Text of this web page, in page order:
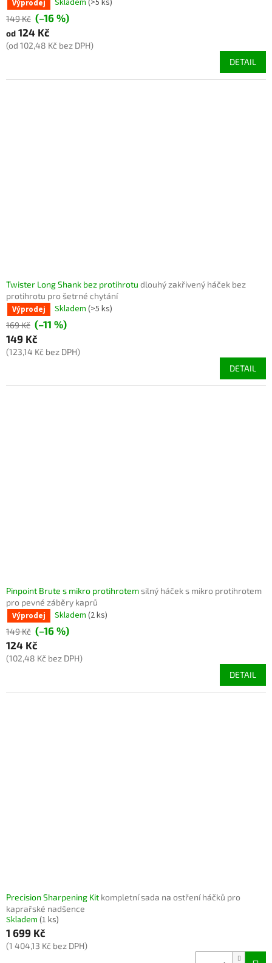
Výprodej Skladem (>5 ks)
149 Kč (–16 %)
od 124 Kč
(od 102,48 Kč bez DPH)
DETAIL
Twister Long Shank bez protihrotu dlouhý zakřivený háček bez
protihrotu pro šetrné chytání
Výprodej Skladem (>5 ks)
169 Kč (–11 %)
149 Kč
(123,14 Kč bez DPH)
DETAIL
Pinpoint Brute s mikro protihrotemsilný háček s mikro protihrotem
pro pevné záběry kaprů
Výprodej Skladem (2 ks)
149 Kč (–16 %)
124 Kč
(102,48 Kč bez DPH)
DETAIL
Precision Sharpening Kit kompletní sada na ostření háčků pro
kaprařské nadšence
Skladem (1 ks)
1 699 Kč
(1 404,13 Kč bez DPH)